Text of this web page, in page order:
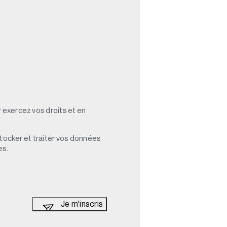
exercez vos droits et en
et traiter vos données